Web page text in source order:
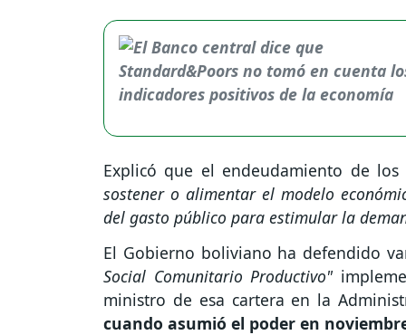
Explicó que el endeudamiento de
sostener o alimentar el modelo
del gasto público para estimular la
El Gobierno boliviano ha defendido
Social Comunitario Productivo"
ministro de esa cartera en la
cuando asumió el poder en